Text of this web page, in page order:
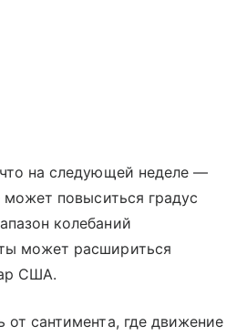
что на следующей неделе —
может повыситься градус
колебаний
может расшириться
США.
от сантимента, где движение